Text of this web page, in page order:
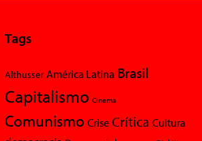
Tags
Althusser América Latina Brasil
Capitalismo Cinema
Comunismo Crise Crítica Cultura